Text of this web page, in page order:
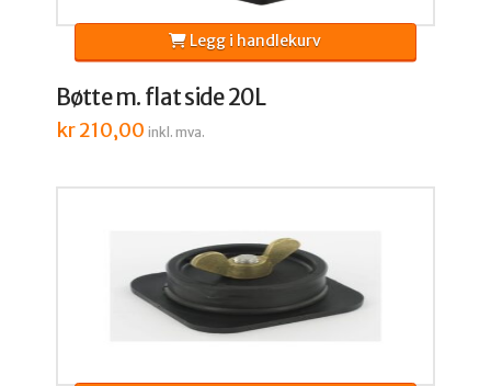
Bøtte m. flat side 20L
kr210,00 inkl. mva.
Legg i handlekurv